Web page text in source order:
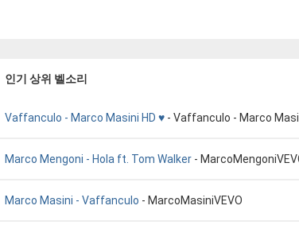
인기 상위 벨소리
Vaffanculo - Marco Masini HD ♥ - Vaffanculo - Marco Masini
Marco Mengoni - Hola ft. Tom Walker -
Marco Masini - Vaffanculo - MarcoMasiniVEVO